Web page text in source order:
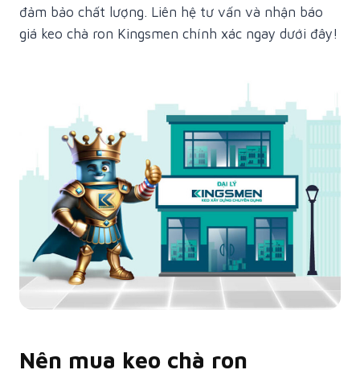
đảm bảo chất lượng. Liên hệ tư vấn và nhận báo
giá keo chà ron Kingsmen chính xác ngay dưới đây!
Nên mua keo chà ron